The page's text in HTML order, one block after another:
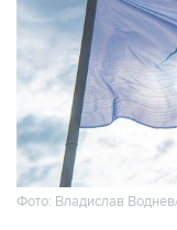
Фото: Владислав